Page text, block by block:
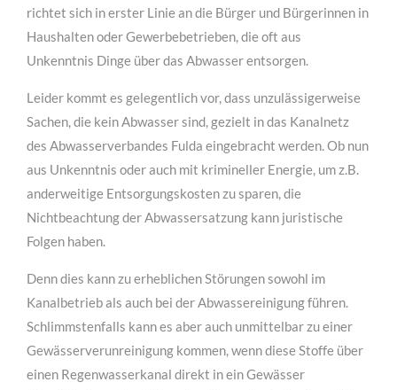
richtet sich in erster Linie an die Bürger und Bürgerinnen in
Haushalten oder Gewerbebetrieben, die oft aus
Unkenntnis Dinge über das Abwasser entsorgen.
Leider kommt es gelegentlich vor, dass unzulässigerweise
Sachen, die kein Abwasser sind, gezielt in das Kanalnetz
des Abwasserverbandes Fulda eingebracht werden. Ob nun
aus Unkenntnis oder auch mit krimineller Energie, um z.B.
anderweitige Entsorgungskosten zu sparen, die
Nichtbeachtung der Abwassersatzung kann juristische
Folgen haben.
Denn dies kann zu erheblichen Störungen sowohl im
Kanalbetrieb als auch bei der Abwassereinigung führen.
Schlimmstenfalls kann es aber auch unmittelbar zu einer
Gewässerverunreinigung kommen, wenn diese Stoffe über
einen Regenwasserkanal direkt in ein Gewässer